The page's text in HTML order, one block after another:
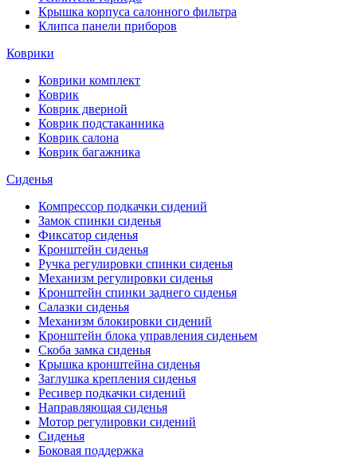
Крышка корпуса салонного фильтра
Клипса панели приборов
Коврики
Коврики комплект
Коврик
Коврик дверной
Коврик подстаканника
Коврик салона
Коврик багажника
Сиденья
Компрессор подкачки сидений
Замок спинки сиденья
Фиксатор сиденья
Кронштейн сиденья
Ручка регулировки спинки сиденья
Механизм регулировки сиденья
Кронштейн спинки заднего сиденья
Салазки сиденья
Механизм блокировки сидений
Кронштейн блока управления сиденьем
Скоба замка сиденья
Крышка кронштейна сиденья
Заглушка крепления сиденья
Ресивер подкачки сидений
Направляющая сиденья
Мотор регулировки сидений
Сиденья
Боковая поддержка